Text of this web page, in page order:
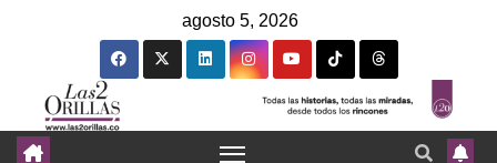
agosto 5, 2026